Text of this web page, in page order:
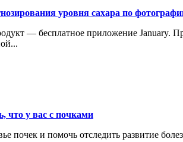
уровня сахара по
— бесплатное приложение January.
что у вас с почками
почек и помочь отследить развитие